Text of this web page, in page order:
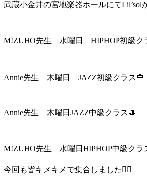
武蔵小金井の宮地楽器ホールにてLil’sol
M!ZUHO先生 水曜日 HIPHOP初級
Annie先生 木曜日 JAZZ初級クラス🌹
Annie先生 木曜日JAZZ中級クラス🎩
M!ZUHO先生 水曜日HIPHOP中級クラ
今回も皆キメキメで集合しました❤️‍🔥